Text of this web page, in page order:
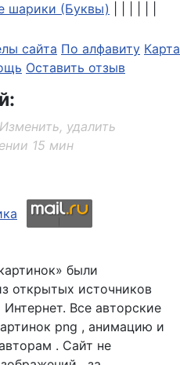
шарики (Буквы)
сайта По алфавиту Карта
Оставить отзыв
Изменить, удалить
15 мин
были
открытых источников
Все авторские
png , анимацию и
. Сайт не